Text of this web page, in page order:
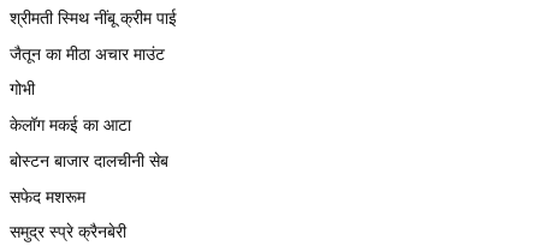
श्रीमती स्मिथ नींबू क्रीम पाई
जैतून का मीठा अचार माउंट
गोभी
केलॉग मकई का आटा
बोस्टन बाजार दालचीनी सेब
सफेद मशरूम
समुद्र स्प्रे क्रैनबेरी